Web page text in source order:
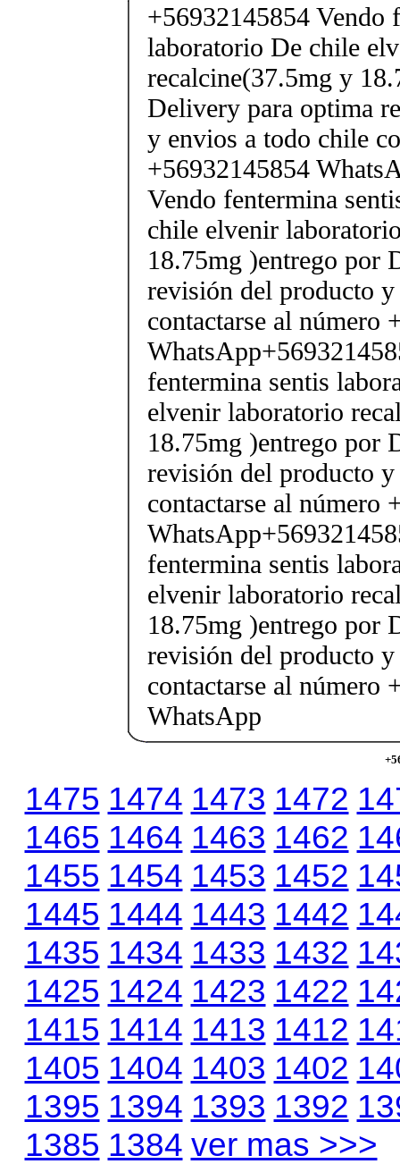
+56932145854 Vendo
laboratorio De chile
recalcine(37.5mg y
Delivery para optima
y envios a todo chile
+56932145854
Vendo fentermina
chile elvenir
18.75mg )entrego por
revisión del producto
contactarse al número
fentermina sentis
elvenir laboratorio
18.75mg )entrego por
revisión del producto
contactarse al número
fentermina sentis
elvenir laboratorio
18.75mg )entrego por
revisión del producto
contactarse al número
WhatsApp
1475 1474 1473 1472
1465 1464 1463 1462
1455 1454 1453 1452
1445 1444 1443 1442
1435 1434 1433 1432
1425 1424 1423 1422
1415 1414 1413 1412
1405 1404 1403 1402
1395 1394 1393 1392
1385 1384 ver mas >>>